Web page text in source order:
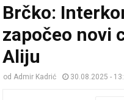
Brčko:
započeo novi
Aliju
od Admir Kadrić 30.08.2025 -